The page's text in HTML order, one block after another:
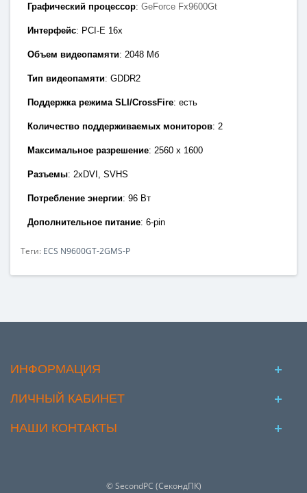
Графический процессор: GeForce Fx9600Gt
Интерфейс: PCI-E 1 6x
Объем видеопамяти: 2048 Мб
Тип видеопамяти: GDDR2
Поддержка режима SLI/CrossFire: есть
Количество поддерживаемых мониторов: 2
Максимальное разрешение: 2560 х 1600
Разъемы: 2xDVI, SVHS
Потребление энергии: 96 Вт
Дополнительное питание: 6-pin
Теги: ECS N9600GT-2GMS-P
ИНФОРМАЦИЯ
ЛИЧНЫЙ КАБИНЕТ
НАШИ КОНТАКТЫ
© SecondPC (СекондПК)